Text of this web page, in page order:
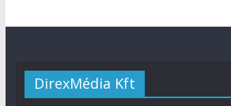
DirexMédia Kft